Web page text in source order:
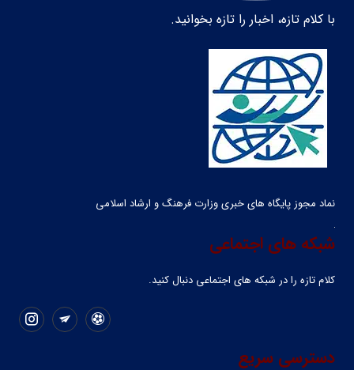
با کلام تازه، اخبار را تازه بخوانید.
نماد مجوز پایگاه های خبری وزارت فرهنگ و ارشاد اسلامی
شبکه های اجتماعی
کلام تازه را در شبکه ‌های اجتماعی دنبال کنید.
دسترسی سریع